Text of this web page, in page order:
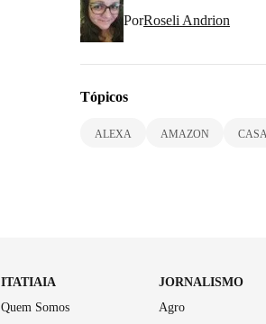
PorRoseli Andrion
Tópicos
ALEXA AMAZON
ITATIAIA
Quem Somos
JORNALISMO
Agro